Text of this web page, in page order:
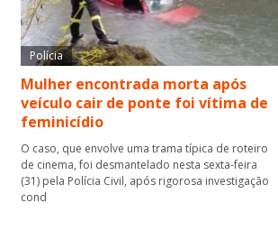
Polícia
Mulher encontrada morta após
veículo cair de ponte foi vítima de
feminicídio
O caso, que envolve uma trama típica de roteiro
de cinema, foi desmantelado nesta sexta-feira
(31) pela Polícia Civil, após rigorosa investigação
cond